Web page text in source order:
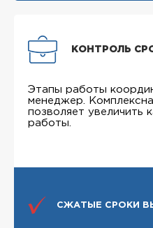
КОНТРОЛЬ
Этапы работы
менеджер.
позволяет увеличить
работы.
СЖАТЫЕ СРОКИ